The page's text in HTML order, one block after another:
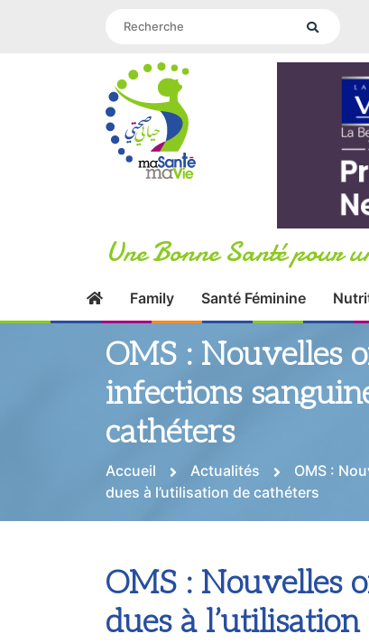
Une Bonne Santé pour
Family Santé Féminine
OMS : Nouvelles
infections
cathéters
Accueil Actualités
OMS :
dues à l’utilisation de cathéters
OMS : Nouvelles
dues à